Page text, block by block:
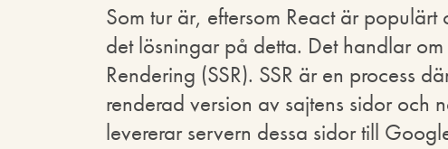
Som tur är, eftersom React är
det lösningar på detta. Det handlar
Rendering (SSR). SSR är en process
renderad version av sajtens sidor och
levererar servern dessa sidor till